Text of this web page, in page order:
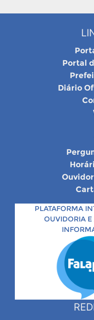
Portal
Diário
PLATAFORMA
OUVIDORIA E